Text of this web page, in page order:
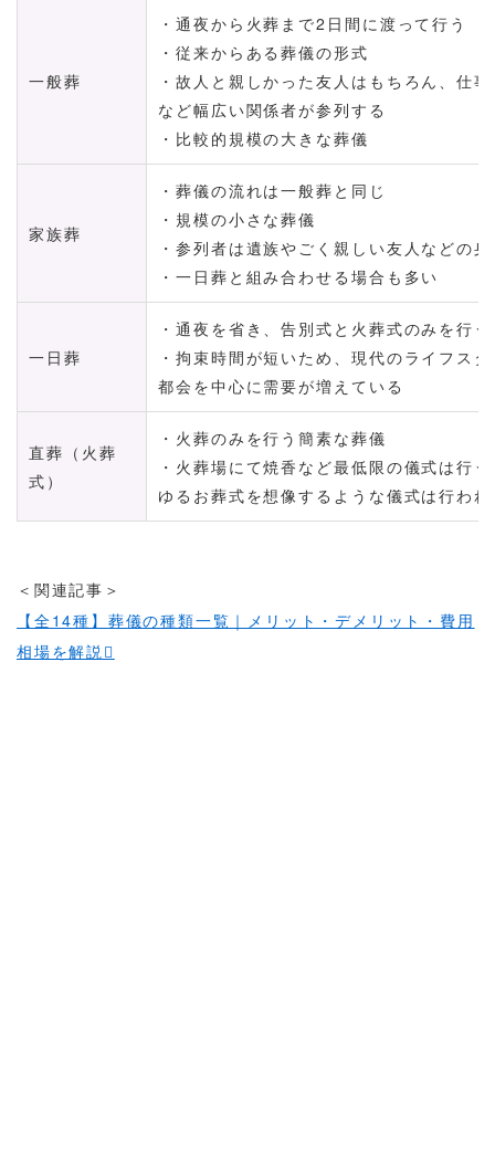
一般葬
・通夜から火葬まで2日間に渡って行う
・従来からある葬儀の形式
・故人と親しかった友人はもちろん、仕
など幅広い関係者が参列する
・比較的規模の大きな葬儀
家族葬
・葬儀の流れは一般葬と同じ
・規模の小さな葬儀
・参列者は遺族やごく親しい友人などの
・一日葬と組み合わせる場合も多い
一日葬
・通夜を省き、告別式と火葬式のみを行
・拘束時間が短いため、現代のライフス
都会を中心に需要が増えている
直葬（火葬
式）
・火葬のみを行う簡素な葬儀
・火葬場にて焼香など最低限の儀式は行
ゆるお葬式を想像するような儀式は行わ
＜関連記事＞
【全14種】葬儀の種類一覧｜メリット・デメリット・費用
相場を解説